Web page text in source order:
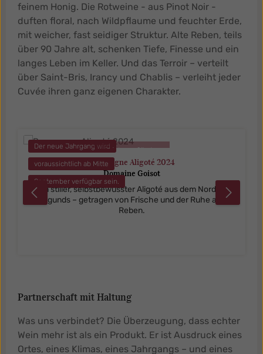
feinem Honig. Die Rotweine - aus Pinot Noir -
duften floral, nach Wildpflaume und feuchter Erde,
mit weicher, fast seidiger Struktur. Alte Reben, teils
über 90 Jahre alt, schenken Tiefe, Finesse und ein
langes Leben im Keller. Und das Terroir – verteilt
über Saint-Bris, Irancy und Chablis – verleiht jeder
Cuvée ihren ganz eigenen Charakter.
Produktgalerie überspringen
Der neue Jahrgang wird
voraussichtlich ab Mitte
September verfügbar sein.
nicht verfügbar
Bourgogne Aligoté 2024
Domaine Goisot
Ein stiller, selbstbewusster Aligoté aus dem Norden
Burgunds – getragen von Frische und der Ruhe alter
Reben.
Partnerschaft mit Haltung
Was uns verbindet? Die Überzeugung, dass echter
Wein mehr ist als ein Produkt. Er ist Ausdruck eines
Ortes, eines Klimas, eines Jahrgangs – und eines